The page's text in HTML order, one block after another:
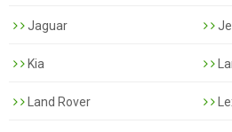
Jaguar
Kia
Land Rover